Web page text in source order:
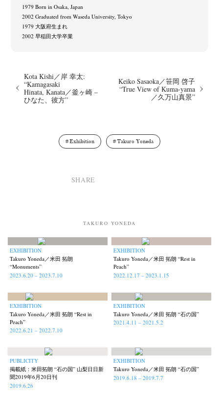
1979 Born in Osaka, Japan
2002 Graduated from Waseda University, Tokyo
1979 大阪府生まれ
2002 早稲田大学卒業
Kota Kishi／岸 幸太:
“Kamagasaki
Hinata, Kanata／釜ヶ崎 –
ひなた、彼方”
Keiko Sasaoka／笹岡 啓子
“True View of Kuma-yama
／久万山真景”
Exhibition Takuro Yoneda
SHARE
TAKURO YONEDA
EXHIBITION
Takuro Yoneda／米田 拓朗
“Monuments”
2023.6.20 – 2023.7.10
EXHIBITION
Takuro Yoneda／米田 拓朗 “Rest in
Peach”
2022.12.17 – 2023.1.15
EXHIBITION
Takuro Yoneda／米田 拓朗 “Rest in
Peach”
2022.6.21 – 2022.7.10
EXHIBITION
Takuro Yoneda／米田 拓朗 “石の国”
2021.4.11 – 2021.5.2
PUBLICITY
掲載紙：米田拓朗 “石の国” 山梨日日新
聞2019年6月20日刊
2019.6.26
EXHIBITION
Takuro Yoneda／米田 拓朗 “石の国”
2019.6.18 – 2019.7.7